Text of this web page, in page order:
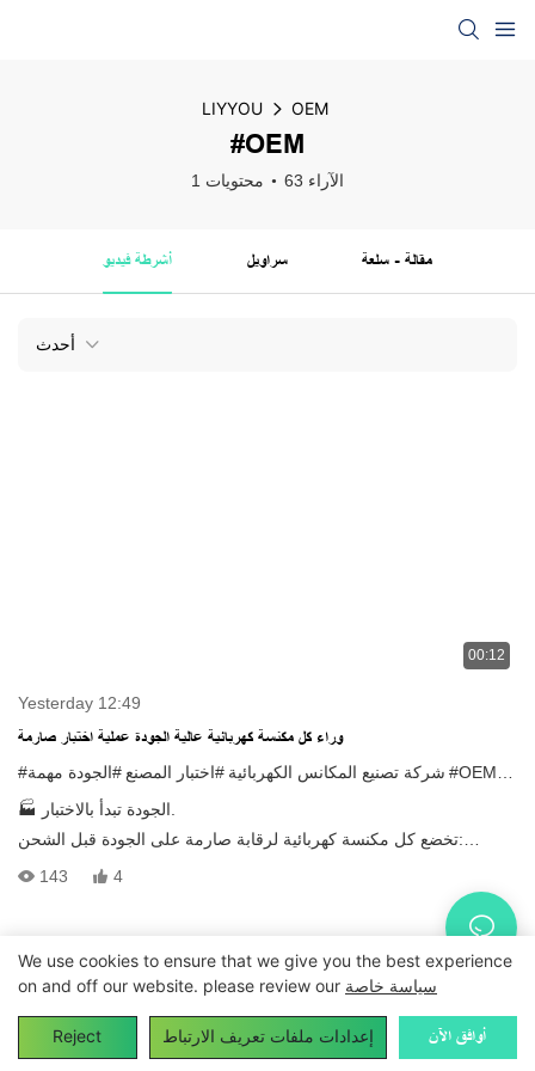
LIYYOU OEM
#OEM
1 محتويات 63 الآراء
أشرطة فيديو سراويل مقالة - سلعة
أحدث
00:12
Yesterday 12:49
وراء كل مكنسة كهربائية عالية الجودة عملية اختبار صارمة
#شركة تصنيع المكانس الكهربائية #اختبار المصنع #الجودة مهمة #OEM
تخضع كل مكنسة كهربائية لرقابة صارمة على الجودة قبل الشحن:
✅ اختبار الطاقة ✅ اختبار شفط الفراغ ✅ فحص الأداء
التصميم الأصلي (ODM).
مكنسة كهربائيةمراقبة الجودةاختبار المصنعمصنّع المعدات الأصليةتصميم
وتصنيع المعدات الأصلية صنع في الصين
143 4
حقوق النشر © 2024Vacuumcleanerfactory.com
خريطة الموقع
We use cookies to ensure that we give you the best experience
on and off our website. please review our سياسة خاصة
Reject إعدادات ملفات تعريف الارتباط أوافق الآن